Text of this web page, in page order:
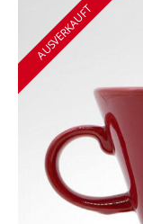
AUSVERKAUFT